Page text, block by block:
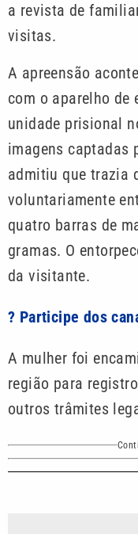
a revista de
visitas.
A apreensão
com o aparelho de
unidade prisional
imagens captadas
admitiu que trazia
voluntariamente
quatro barras de
gramas. O
da visitante.
? Participe dos
A mulher foi
região para
outros trâmites